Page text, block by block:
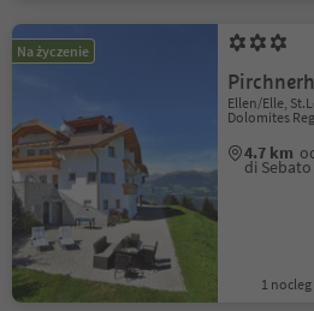
Na życzenie
Ellen/Elle,
Dolomites
4.7 km
di
1